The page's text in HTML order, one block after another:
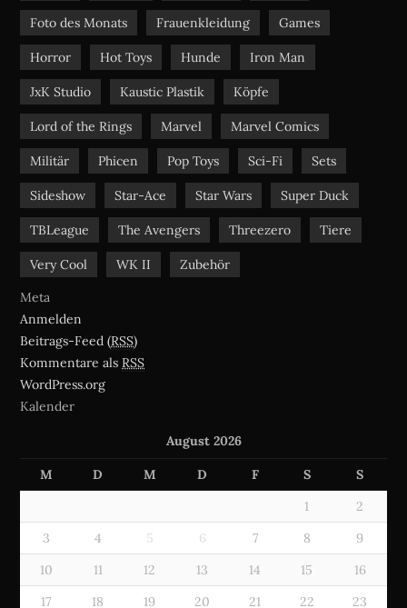
Foto des Monats Frauenkleidung Games
Horror Hot Toys Hunde Iron Man
JxK Studio Kaustic Plastik Köpfe
Lord of the Rings Marvel Marvel Comics
Militär Phicen Pop Toys Sci-Fi Sets
Sideshow Star-Ace Star Wars Super Duck
TBLeague The Avengers Threezero Tiere
Very Cool WK II
Zubehör
Meta
Anmelden
Beitrags-Feed (RSS)
Kommentare als RSS
WordPress.org
Kalender
August 2026
M D M D F S S
1
2
3
4 5 6 7 8
9
10
11 12 13 14 15
16
17
18 19 20 21 22
23